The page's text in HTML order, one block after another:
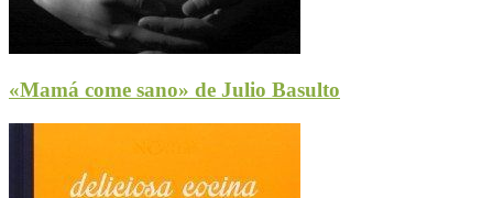
«Mamá come sano» de Julio Basulto